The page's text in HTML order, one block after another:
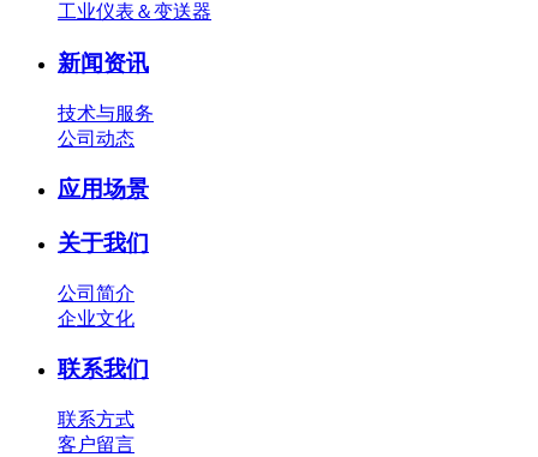
工业仪表＆变送器
新闻资讯
技术与服务
公司动态
应用场景
关于我们
公司简介
企业文化
联系我们
联系方式
客户留言